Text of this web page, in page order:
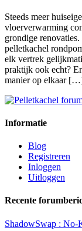
Steeds meer
vloerverwarming
grondige
pelletkachel
elk vertrek
praktijk ook echt?
manier op elkaar
Informatie
Blog
Registreren
Inloggen
Uitloggen
Recente
ShadowSwap :